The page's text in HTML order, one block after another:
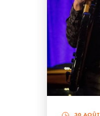
30 AOÛT